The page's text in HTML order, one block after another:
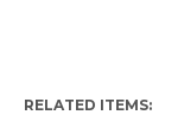
RELATED ITEMS: